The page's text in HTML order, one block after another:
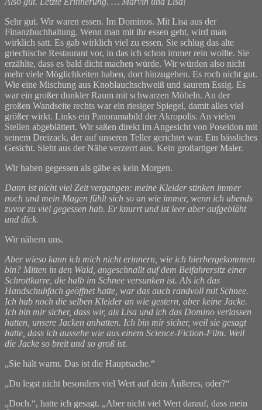
Sehr gut. Wir waren essen. Im Dominos. Mit Lisa aus der
Finanzbuchhaltung. Wenn man mit ihr essen geht, wird man
wirklich satt. Es gab wirklich viel zu essen. Sie schlug das alte
griechische Restaurant vor, in das ich schon immer rein wollte. Sie
erzählte, dass es bald dicht machen würde. Wir würden also nicht
mehr viele Möglichkeiten haben, dort hinzugehen. Es roch nicht gut.
Wie eine Mischung aus Knoblauchschweiß und saurem Essig. Es
war ein großer dunkler Raum mit schwarzen Möbeln. An der
großen Wandseite rechts war ein riesiger Spiegel, damit alles viel
größer wirkt. Links ein Panoramabild der Akropolis. An vielen
Stellen abgeblättert. Wir saßen direkt im Angesicht von Poseidon mit
seinem Dreizack, der auf unseren Teller gerichtet war. Ein hässliches
Gesicht. Sieht aus der Nähe verzerrt aus. Kein großartiger Maler.
Wir haben gegessen als gäbe es kein Morgen.
Dann ist nicht viel Zeit vergangen: meine Kleider stinken immer
noch und mein Magen fühlt sich so an wie immer, wenn ich abends
zuvor zu viel gegessen hab. Er knurrt und ist leer aber aufgebläht
und dick.
Wir nähern uns.
Aber wieso kann ich mich nicht erinnern, wie ich hierhergekommen
bin? Mitten in den Wald, angeschnallt auf dem Beifahrersitz einer
Schrottkarre, die halb im Schnee versunken ist. Als ich das
Handschuhfach geöffnet hatte, war das auch randvoll mit Schnee.
Ich hab noch die selben Kleider an wie gestern, aber keine Jacke.
Ich bin mir sicher, dass wir, als Lisa und ich das Domino verlassen
hatten, unsere Jacken anhatten. Ich bin mir sicher, weil sie gesagt
hatte, dass ich aussehe wie aus einem Science-Fiction-Film. Weil
die Jacke so breit und so groß ist.
„Sie hält warm. Das ist die Hauptsache.“
„Du legst nicht besonders viel Wert auf dein Äußeres, oder?“
„Doch.“, hatte ich gesagt. „Aber nicht viel Wert darauf, dass mein